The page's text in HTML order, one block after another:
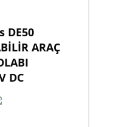
DE50
ARAÇ
DC